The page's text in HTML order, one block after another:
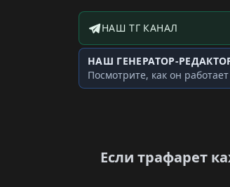
Telegram-канал
НАШ ТГ КАНАЛ
Генератор трафаретов
НАШ ГЕНЕРАТОР-
Посмотрите, как он
Если трафарет